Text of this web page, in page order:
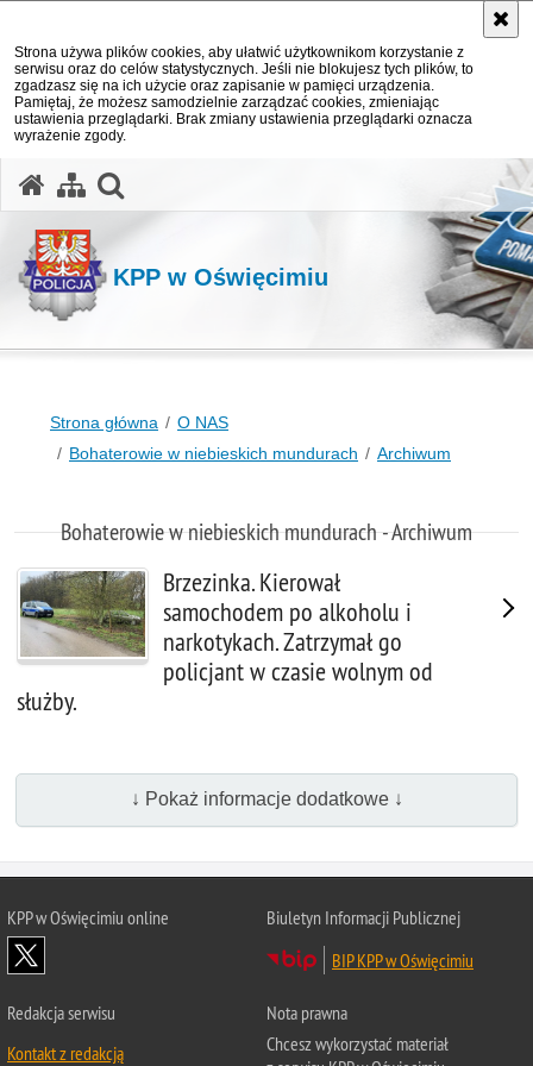
Strona używa plików cookies, aby ułatwić użytkownikom korzystanie z
serwisu oraz do celów statystycznych. Jeśli nie blokujesz tych plików, to
zgadzasz się na ich użycie oraz zapisanie w pamięci urządzenia.
Pamiętaj, że możesz samodzielnie zarządzać cookies, zmieniając
ustawienia przeglądarki. Brak zmiany ustawienia przeglądarki oznacza
wyrażenie zgody.
KPP w Oświęcimiu
Strona główna
O NAS
Bohaterowie w niebieskich mundurach
Archiwum
Bohaterowie w niebieskich mundurach - Archiwum
Brzezinka. Kierował
samochodem po alkoholu i
narkotykach. Zatrzymał go
policjant w czasie wolnym od
służby.
↓ Pokaż informacje dodatkowe ↓
KPP w Oświęcimiu online
Biuletyn Informacji Publicznej
BIP KPP w Oświęcimiu
Redakcja serwisu
Kontakt z redakcją
Nota prawna
Chcesz wykorzystać materiał